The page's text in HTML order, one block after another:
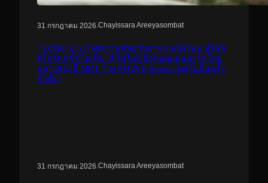
31 กรกฎาคม 2026.Chayissara Areeyasombat
TECNO ประกาศทรานส์ฟอร์มจากเกมมิ่งโฟน สู่ไลฟ์
สไตล์แฟชั่นไอเท็ม เสิร์ฟใหญ่ปักหมุดแลนมาร์คใหม่
กลางสถานี MRT วาง POVA 8 Series จุดเริ่มต้นครั้ง
สำคัญ
31 กรกฎาคม 2026.Chayissara Areeyasombat